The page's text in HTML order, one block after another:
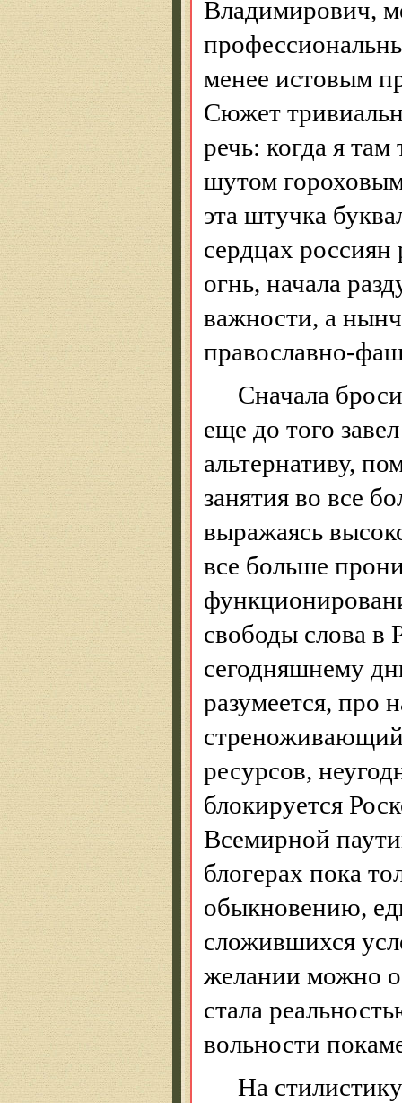
Владимирович,
менее истовым
Сюжет
речь: когда я
шутом
эта штучка
сердцах россиян
огнь, начала
важности, а
православно-
Сначала
еще до того
альтернативу,
занятия во все
выражаясь
все больше
свободы слова в
сегодняшнему
разумеется, про
ресурсов,
блокируется
Всемирной
блогерах пока
обыкновению,
сложившихся
желании можно
стала
вольности
На